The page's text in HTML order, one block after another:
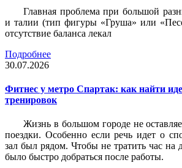
Главная проблема при большой
и талии (тип фигуры «Груша» или
отсутствие баланса лекал
Подробнее
30.07.2026
Фитнес у метро Спартак: как найти
тренировок
Жизнь в большом городе не
поездки. Особенно если речь идет о
зал был рядом. Чтобы не тратить час на
было быстро добраться после работы.